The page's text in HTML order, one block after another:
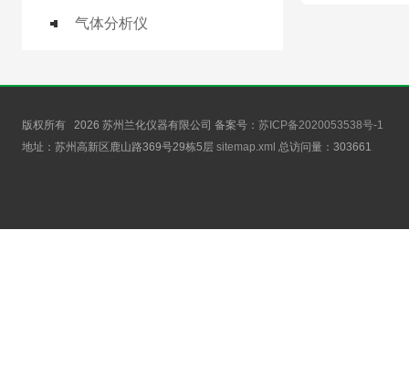
气体分析仪
版权所有 2026 苏州兰化仪器有限公司 备案号： 苏ICP备2020053538号-1
地址：苏州高新区鹿山路369号29栋5层 sitemap.xml 总访问量： 303661